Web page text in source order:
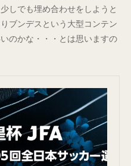
しでも埋め合わせをしようと
ブンデスという大型コンテン
のかな・・・とは思いますの